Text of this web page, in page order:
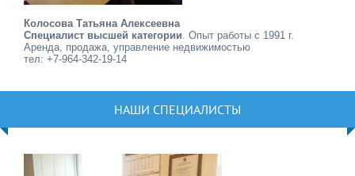
Колосова Татьяна Алексеевна
Специалист высшей категории. Опыт работы с 1991 г.
Аренда, продажа, управление недвижимостью
тел: +7-964-342-19-14
НАШИ СПЕЦИАЛИСТЫ